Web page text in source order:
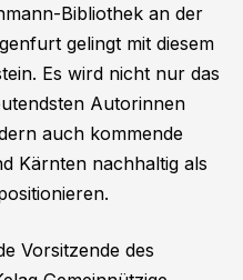
Bibliothek an der
gelingt mit diesem
Es wird nicht nur das
Autorinnen
auch kommende
Kärnten nachhaltig als
Vorsitzende des